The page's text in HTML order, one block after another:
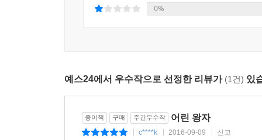
성찰을 제공한다. [소행성 B612]에서 찾아와 어
파악하는 사업가, 세상 만물이 지식의 대상이지만
그러나 인간은 자기가 공들여 일구고 가꾼 것들
선생의 말에 따르면, [길들인다]는 것은 [자기
0%
예스24에서 우수작으로 선정한 리뷰가 (1건) 있
종이책 구매 주간우수작 어린 왕자
c****k 2016-09-09 신고